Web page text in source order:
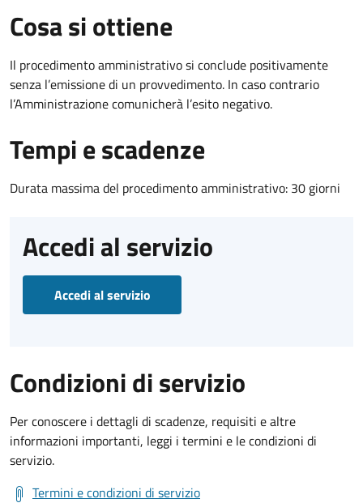
Cosa si ottiene
Il procedimento amministrativo si conclude positivamente
senza l’emissione di un provvedimento. In caso contrario
l’Amministrazione comunicherà l’esito negativo.
Tempi e scadenze
Durata massima del procedimento amministrativo: 30 giorni
Accedi al servizio
Accedi al servizio
Condizioni di servizio
Per conoscere i dettagli di scadenze, requisiti e altre
informazioni importanti, leggi i termini e le condizioni di
servizio.
Termini e condizioni di servizio